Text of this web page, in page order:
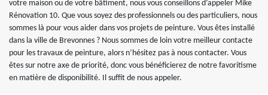
votre maison ou de votre bâtiment, nous vous conseillons d’appeler Mike
Rénovation 10. Que vous soyez des professionnels ou des particuliers, nous
sommes là pour vous aider dans vos projets de peinture. Vous êtes installé
dans la ville de Brevonnes ? Nous sommes de loin votre meilleur contacte
pour les travaux de peinture, alors n’hésitez pas à nous contacter. Vous
êtes sur notre axe de priorité, donc vous bénéficierez de notre favoritisme
en matière de disponibilité. Il suffit de nous appeler.